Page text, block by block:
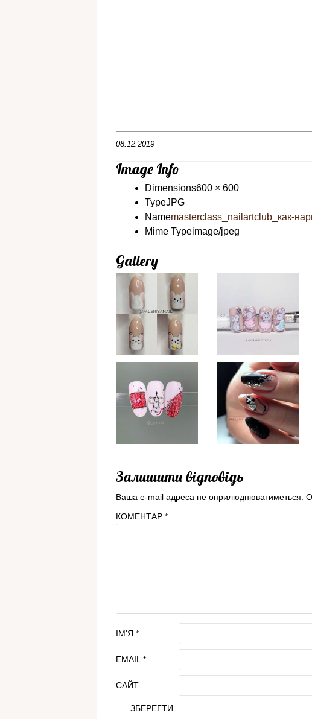
08.12.2019
Image Info
Dimensions600 × 600
TypeJPG
Namemasterclass_nailartclub_как-
Mime Typeimage/jpeg
Gallery
Залишити відповідь
Ваша e-mail адреса не оприлюднюватиметься.
КОМЕНТАР *
ІМ'Я *
EMAIL *
САЙТ
ЗБЕРЕГТИ